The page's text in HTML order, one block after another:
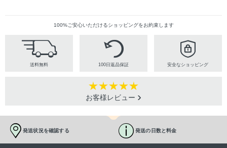
100%ご安心いただけるショッピングをお約束します
送料無料 100日返品保証 安全なショッピング
お客様レビュー
発送状況を確認する 発送の日数と料金